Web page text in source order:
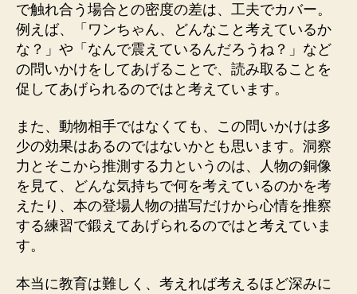
で触れ合う場合との密度の差は、工夫でカバー。
例えば、「ワンちゃん、どんなこと考えているか
な？」や「なんで震えているんだろうね？」など
の問いかけをしてあげることで、読み取ることを
促してあげられるのではと考えています。
また、動物相手ではなくても、この問いかけは多
少の効果はあるのではないかとも思います。洞察
力とそこから推測する力というのは、人物の銅像
を見て、どんな気持ちで何を考えているのかを考
えたり、本の登場人物の描写だけから心情を推察
する練習で鍛えてあげられるのではと考えていま
す。
本当に教育は難しく、考えれば考えるほど深みに